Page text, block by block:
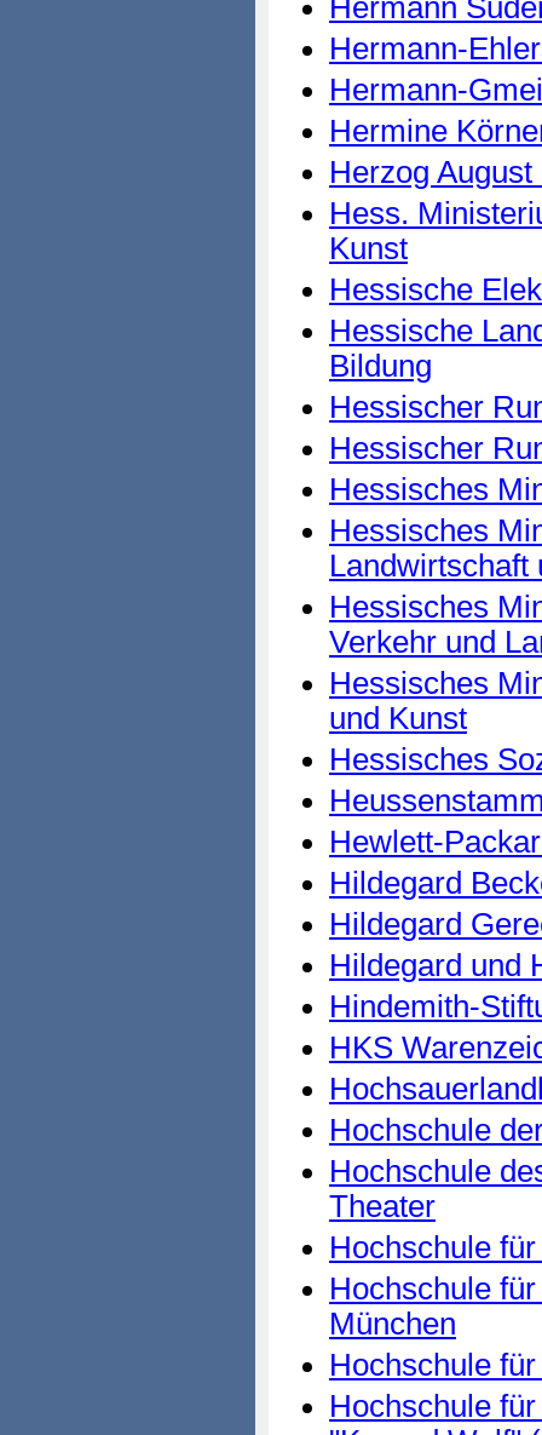
Hermann
Hermann-
Hermann-
Hermine
Herzog
Hess.
Kunst
Hessische
Hessische
Bildung
Hessischer
Hessischer
Hessisches
Hessisches
Landwirtschaft
Hessisches
Verkehr und
Hessisches
und Kunst
Hessisches
Hewlett-
Hildegard
Hildegard
Hildegard und
Hindemith-
HKS
Hochschule
Hochschule
Theater
Hochschule
Hochschule
München
Hochschule
Hochschule